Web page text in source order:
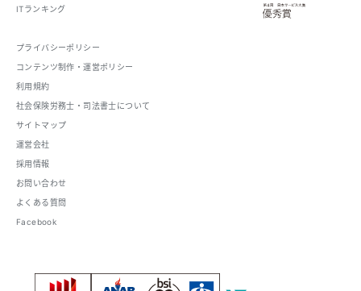
ITランキング
プライバシーポリシー
コンテンツ制作・運営ポリシー
利用規約
社会保険労務士・司法書士について
サイトマップ
運営会社
採用情報
お問い合わせ
よくある質問
Facebook